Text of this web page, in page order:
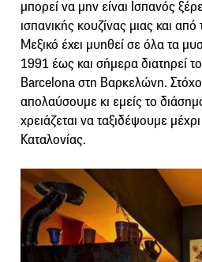
μπορεί να μην είναι Ισπανός
ισπανικής κουζίνας μιας και
Μεξικό έχει μυηθεί σε όλα τα
1991 έως και σήμερα διατηρεί
Barcelona στη Βαρκελώνη.
απολαύσουμε κι εμείς το
χρειάζεται να ταξιδέψουμε
Καταλονίας.